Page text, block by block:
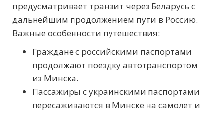
предусматривает транзит через Беларусь с
дальнейшим продолжением пути в Россию.
Важные особенности путешествия:
Граждане с российскими паспортами
продолжают поездку автотранспортом
из Минска.
Пассажиры с украинскими паспортами
пересаживаются в Минске на самолет и